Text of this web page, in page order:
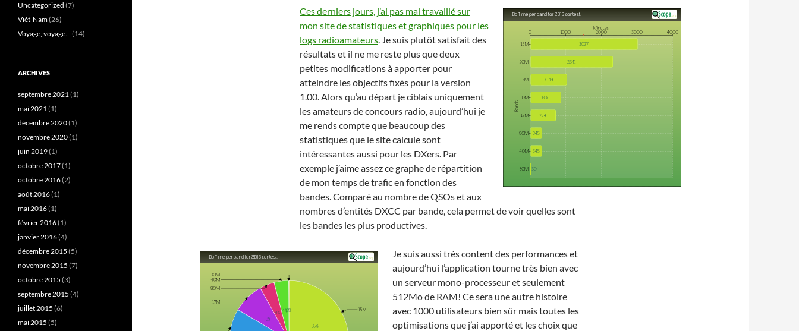
Ces derniers jours, j’ai pas mal travaillé sur
mon site de statistiques et graphiques pour les
logs radioamateurs. Je suis plutôt satisfait des
résultats et il ne me reste plus que deux
petites modifications à apporter pour
atteindre les objectifs fixés pour la version
1.00. Alors qu’au départ je ciblais uniquement
les amateurs de concours radio, aujourd’hui je
me rends compte que beaucoup des
statistiques que le site calcule sont
intéressantes aussi pour les DXers. Par
exemple j’aime assez ce graphe de répartition
de mon temps de trafic en fonction des
bandes. Comparé au nombre de QSOs et aux
nombres d’entités DXCC par bande, cela permet de voir quelles sont
les bandes les plus productives.
Je suis aussi très content des performances et
aujourd’hui l’application tourne très bien avec
un serveur mono-processeur et seulement
512Mo de RAM! Ce sera une autre histoire
avec 1000 utilisateurs bien sûr mais toutes les
optimisations que j’ai apporté et les choix que
Uncategorized (7)
Viêt-Nam(26)
Voyage, voyage…(14)
ARCHIVES
septembre 2021(1)
mai 2021(1)
décembre 2020(1)
novembre 2020(1)
juin 2019(1)
octobre 2017(1)
octobre 2016(2)
août 2016(1)
mai 2016(1)
février 2016(1)
janvier 2016(4)
décembre 2015 (5)
novembre 2015 (7)
octobre 2015 (3)
septembre 2015 (4)
juillet 2015 (6)
mai 2015 (5)